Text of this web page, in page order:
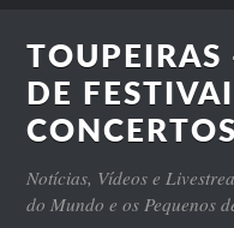
TOUPEIRAS
DE
CONCERTOS
Notícias, Vídeos e
do Mundo e os Pequenos